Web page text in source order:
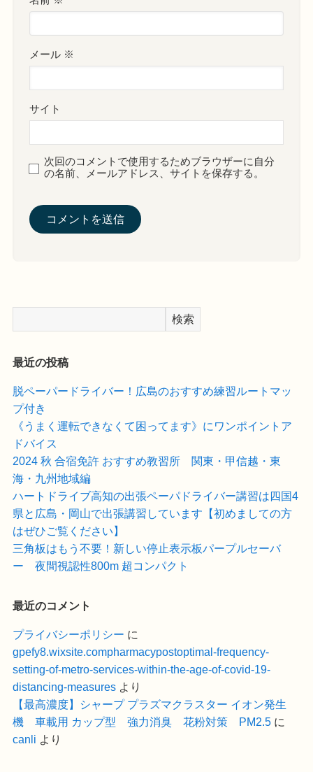
メール ※
サイト
次回のコメントで使用するためブラウザーに自分
の名前、メールアドレス、サイトを保存する。
検索
最近の投稿
脱ペーパードライバー！広島のおすすめ練習ルートマッ
プ付き
《うまく運転できなくて困ってます》にワンポイントア
ドバイス
2024 秋 合宿免許 おすすめ教習所 関東・甲信越・東
海・九州地域編
ハートドライブ高知の出張ペーパドライバー講習は四国4
県と広島・岡山で出張講習しています【初めましての方
はぜひご覧ください】
三角板はもう不要！新しい停止表示板パープルセーバ
ー 夜間視認性800m 超コンパクト
最近のコメント
プライバシーポリシー に
gpefy8.wixsite.compharmacypostoptimal-frequency-
setting-of-metro-services-within-the-age-of-covid-19-
distancing-measuresより
【最高濃度】シャープ プラズマクラスター イオン発生
機 車載用 カップ型 強力消臭 花粉対策 PM2.5に
canli より